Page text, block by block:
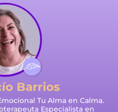
Barrios
Tu Alma en Calma.
Especialista en